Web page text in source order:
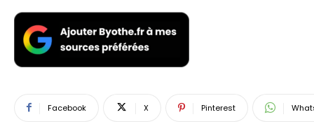
Facebook X Pinterest